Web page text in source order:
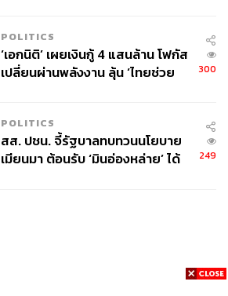
POLITICS
‘เอกนิติ’ เผยเงินกู้ 4 แสนล้าน โฟกัส
เปลี่ยนผ่านพลังงาน ลุ้น ‘ไทยช่วย
300
POLITICS
สส. ปชน. จี้รัฐบาลทบทวนนโยบาย
เมียนมา ต้อนรับ ‘มินอ่องหล่าย’ ได้
249